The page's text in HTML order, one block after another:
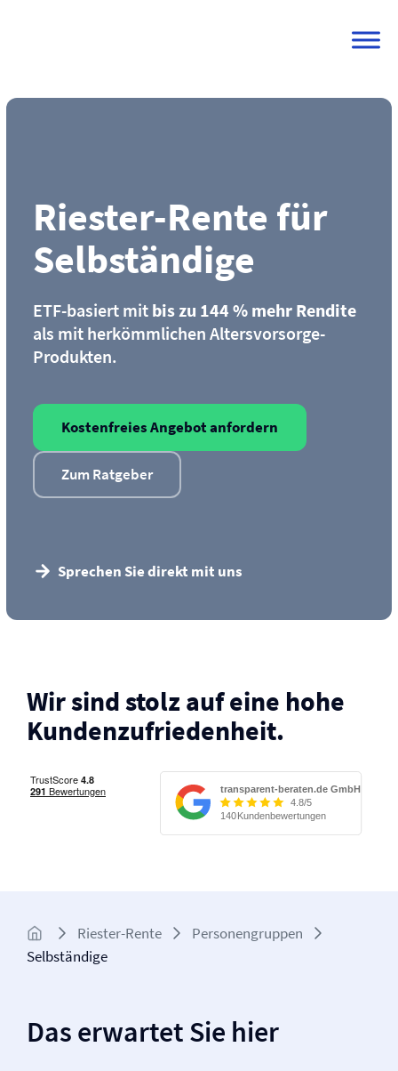
Riester-Rente für
Selbständige
ETF-basiert mit bis zu 144 % mehr Rendite
als mit herkömmlichen Altersvorsorge-
Produkten.
Kostenfreies Angebot anfordern
Zum Ratgeber
Sprechen Sie direkt mit uns
Wir sind stolz auf eine hohe
Kunden­zufriedenheit.
Riester-Rente
Personengruppen
Selbständige
Das erwartet Sie hier